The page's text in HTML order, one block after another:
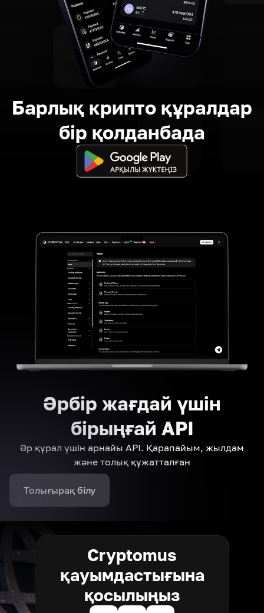
Барлық крипто құралдар
бір қолданбада
Әрбір жағдай үшін
бірыңғай API
Әр құрал үшін арнайы API. Қарапайым, жылдам
және толық құжатталған
Толығырақ білу
Cryptomus
қауымдастығына
қосылыңыз